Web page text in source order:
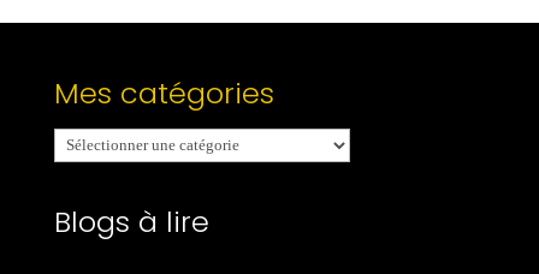
Mes catégories
Mes
catégories
Blogs à lire